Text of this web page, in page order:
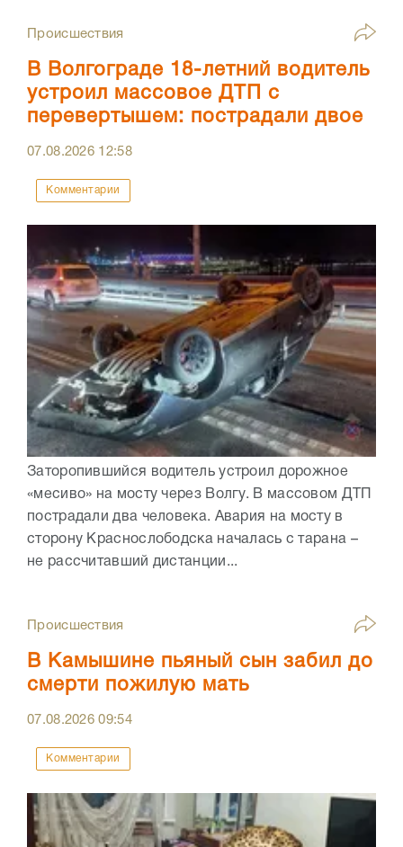
Происшествия
В Волгограде 18-летний водитель
устроил массовое ДТП с
перевертышем: пострадали двое
07.08.2026 12:58
Комментарии
Заторопившийся водитель устроил дорожное
«месиво» на мосту через Волгу. В массовом ДТП
пострадали два человека. Авария на мосту в
сторону Краснослободска началась с тарана –
не рассчитавший дистанции...
Происшествия
В Камышине пьяный сын забил до
смерти пожилую мать
07.08.202609:54
Комментарии